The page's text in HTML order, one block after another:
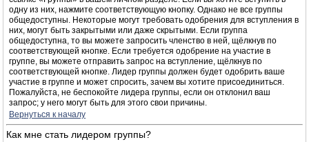
одну из них, нажмите соответствующую кнопку. Однако не все группы
общедоступны. Некоторые могут требовать одобрения для вступления в
них, могут быть закрытыми или даже скрытыми. Если группа
общедоступна, то вы можете запросить членство в ней, щёлкнув по
соответствующей кнопке. Если требуется одобрение на участие в
группе, вы можете отправить запрос на вступление, щёлкнув по
соответствующей кнопке. Лидер группы должен будет одобрить ваше
участие в группе и может спросить, зачем вы хотите присоединиться.
Пожалуйста, не беспокойте лидера группы, если он отклонил ваш
запрос; у него могут быть для этого свои причины.
Вернуться к началу
Как мне стать лидером группы?